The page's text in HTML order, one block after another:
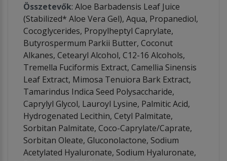
Összetevők: Aloe Barbadensis Leaf Juice
(Stabilized* Aloe Vera Gel), Aqua, Propanediol,
Cocoglycerides, Propylheptyl Caprylate,
Butyrospermum Parkii Butter, Coconut
Alkanes, Cetearyl Alcohol, C12-16 Alcohols,
Tremella Fuciformis Extract, Camellia Sinensis
Leaf Extract, Mimosa Tenuiora Bark Extract,
Tamarindus Indica Seed Polysaccharide,
Caprylyl Glycol, Lauroyl Lysine, Palmitic Acid,
Hydrogenated Lecithin, Cetyl Palmitate,
Sorbitan Palmitate, Coco-Caprylate/Caprate,
Sorbitan Oleate, Gluconolactone, Sodium
Acetylated Hyaluronate, Sodium Hyaluronate,